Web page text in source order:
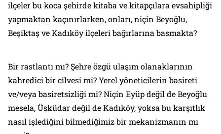
ilçeler bu koca şehirde kitaba ve kitapçılara evsahipliği
yapmaktan kaçınırlarken, onları, niçin Beyoğlu,
Beşiktaş ve Kadıköy ilçeleri bağırlarına basmakta?
Bir rastlantı mı? Şehre özgü ulaşım olanaklarının
kahredici bir cilvesi mi? Yerel yöneticilerin basireti
ve/veya basiretsizliği mi? Niçin Eyüp değil de Beyoğlu
mesela, Üsküdar değil de Kadıköy, yoksa bu karşıtlık
nasıl işlediğini bilmediğimiz bir mekanizmanın mı